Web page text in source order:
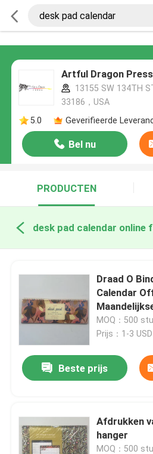
Artful Dragon Press
13155 SW 134TH
33186，USA
5.0
Geverifieerde
Bel nu
PRODUCTEN
desk pad calendar online
Draad O
Calendar
MOQ：500
Prijs：1-3
Beste prijs
Afdrukken
hanger
MOQ：500